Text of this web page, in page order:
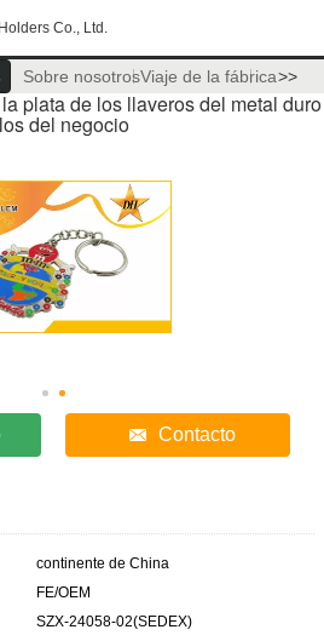
Co., Ltd.
Sobre nosotrosViaje de la fábrica>>
plata de los llaveros del metal duro
del negocio
Contacto
continente de China
FE/OEM
SZX-24058-02(SEDEX)